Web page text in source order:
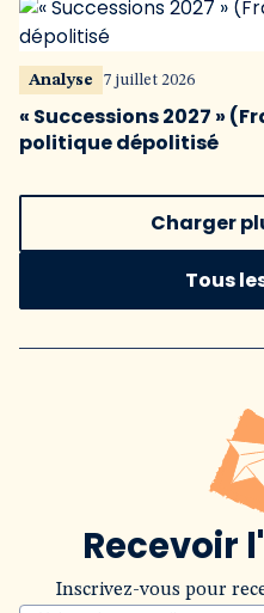
Analyse 7 juillet 2026
« Successions 2027 »
politique dépolitisé
Charger
Tous
Recevoir
Inscrivez-vous pour